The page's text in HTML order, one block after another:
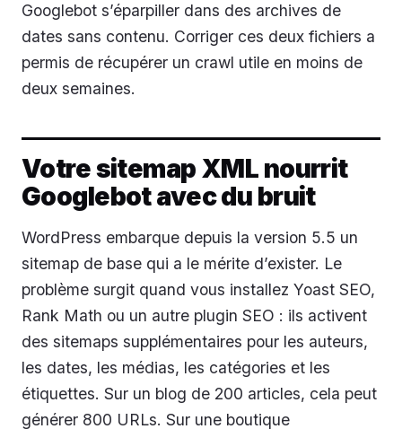
Googlebot s’éparpiller dans des archives de
dates sans contenu. Corriger ces deux fichiers a
permis de récupérer un crawl utile en moins de
deux semaines.
Votre sitemap XML nourrit
Googlebot avec du bruit
WordPress embarque depuis la version 5.5 un
sitemap de base qui a le mérite d’exister. Le
problème surgit quand vous installez Yoast SEO,
Rank Math ou un autre plugin SEO : ils activent
des sitemaps supplémentaires pour les auteurs,
les dates, les médias, les catégories et les
étiquettes. Sur un blog de 200 articles, cela peut
générer 800 URLs. Sur une boutique